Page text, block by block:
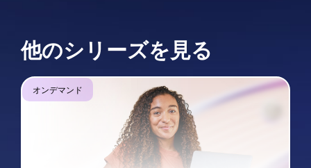
他のシリーズを見る
オンデマンド